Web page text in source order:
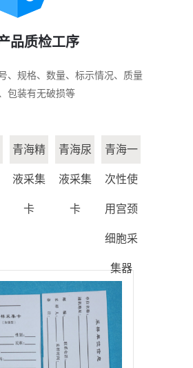
品质检工序
、规格、数量、标示情况、质量
包装有无破损等
青海精
液采集
卡
青海尿
液采集
卡
青海一
次性使
用宫颈
细胞采
集器